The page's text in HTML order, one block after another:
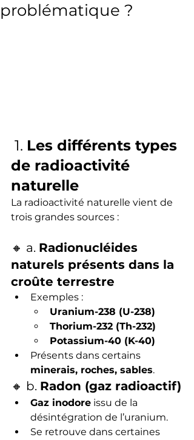
problématique ?
1. Les différents types
de radioactivité
naturelle
La radioactivité naturelle vient de
trois grandes sources :
🔸 a. Radionucléides
naturels présents dans la
croûte terrestre
Exemples :
Uranium-238 (U-238)
Thorium-232 (Th-232)
Potassium-40 (K-40)
Présents dans certains
minerais, roches, sables.
🔸 b. Radon (gaz radioactif)
Gaz inodore issu de la
désintégration de l’uranium.
Se retrouve dans certaines